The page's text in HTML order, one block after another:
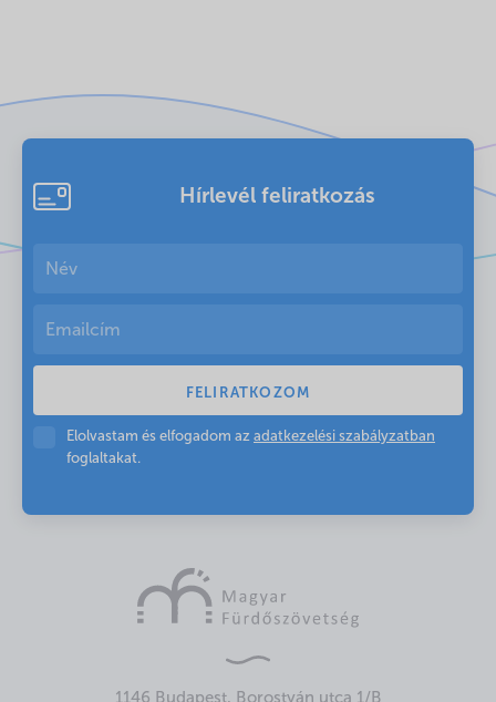
Hírlevél feliratkozás
Elolvastam és elfogadom az adatkezelési szabályzatban
foglaltakat.
1146 Budapest, Borostyán utca 1/B